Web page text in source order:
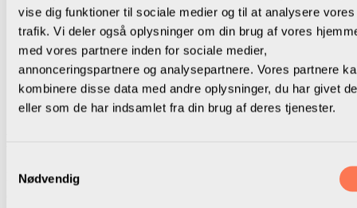
vise dig funktioner til sociale medier og til at analysere vores
trafik. Vi deler også oplysninger om din brug af vores
med vores partnere inden for sociale medier,
annonceringspartnere og analysepartnere. Vores partnere
kombinere disse data med andre oplysninger, du har givet
eller som de har indsamlet fra din brug af deres tjenester.
Nødvendig
It seems we can’t find what you’re looking for. Perhaps searching